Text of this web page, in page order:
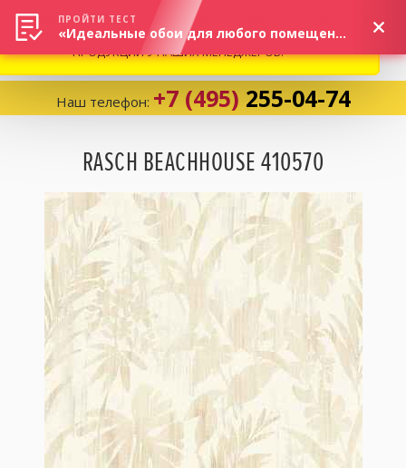
Корзина:0
Избранное:0 товаров
Каталог
Компания
Личный кабинет
Москва (сменить город)
Наш телефон: +7 (495) 255-04-74
RASCH BEACHHOUSE 410570
ВНИМАНИЕ! В СВЯЗИ С СИТУАЦИЕЙ НА РЫНКЕ, ПРОСИМ
УТОЧНЯТЬ АКТУАЛЬНУЮ СТОИМОСТЬ И НАЛИЧИЕ
ПРОДУКЦИИ У НАШИХ МЕНЕДЖЕРОВ.
ПРОЙТИ ТЕСТ
«Идеальные обои для любого помещения!»